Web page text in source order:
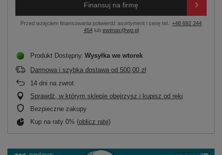
Finansuj na firmę
Przed wzięciem finansowania potwierdź asortyment i cenę tel.: +48 692 244
454lub ewimax@wp.pl
Produkt Dostępny Wysyłka we wtorek
Darmowa i szybka dostawa od 500,00 zł
14 dni na zwrot
Sprawdź, w którym sklepie obejrzysz i kupisz od ręki
Bezpieczne zakupy
Kup na raty 0% (oblicz ratę)